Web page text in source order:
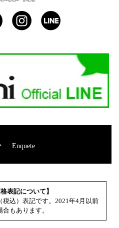
Enquete
表記について】
込）表記です。2021年4月以前
もあります。